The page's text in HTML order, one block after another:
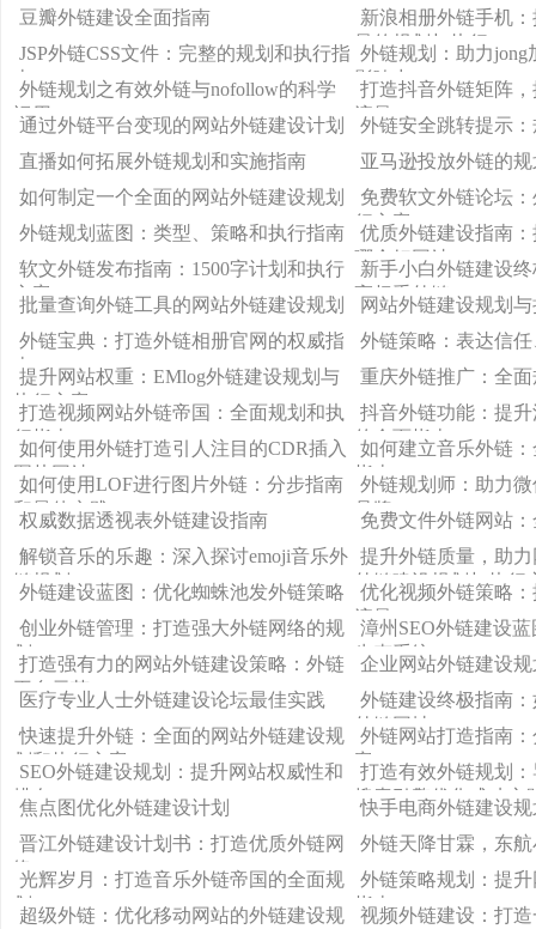
行方案 行方案
豆瓣外链建设全面指南
新浪相册外链手机
量的规划与执行
JSP外链CSS文件：完整的规划和执行指
南
外链规划：助力jong
影响力
外链规划之有效外链与nofollow的科学
运用
打造抖音外链矩阵
流量
通过外链平台变现的网站外链建设计划
外链安全跳转提示
直播如何拓展外链规划和实施指南
亚马逊投放外链的
如何制定一个全面的网站外链建设规划
免费软文外链论坛
行方案
外链规划蓝图：类型、策略和执行指南
优质外链建设指南
哪个好网站
软文外链发布指南：1500字计划和执行
方案
新手小白外链建设
高权重外链
批量查询外链工具的网站外链建设规划
网站外链建设规划
外链宝典：打造外链相册官网的权威指
南
外链策略：表达信
提升网站权重：EMlog外链建设规划与
执行方案
重庆外链推广：全
打造视频网站外链帝国：全面规划和执
行指南
抖音外链功能：提
的全面指南
如何使用外链打造引人注目的CDR插入
图片网站
如何建立音乐外链
指南
如何使用LOF进行图片外链：分步指南
和最佳实践
外链规划师：助力
品牌visibility
权威数据透视表外链建设指南
免费文件外链网站
解锁音乐的乐趣：深入探讨emoji音乐外
链规划
提升外链质量，助
外链建设规划与执行
外链建设蓝图：优化蜘蛛池发外链策略
优化视频外链策略
流量
创业外链管理：打造强大外链网络的规
划
漳州SEO外链建设
生态系统
打造强有力的网站外链建设策略：外链
平台示范
企业网站外链建设
医疗专业人士外链建设论坛最佳实践
外链建设终极指南
外链网址
快速提升外链：全面的网站外链建设规
划和执行方案
外链网站打造指南
案
SEO外链建设规划：提升网站权威性和
排名
打造有效外链规划
搜索引擎优化成功之
焦点图优化外链建设计划
快手电商外链建设
晋江外链建设计划书：打造优质外链网
络
外链天降甘霖，东
光辉岁月：打造音乐外链帝国的全面规
划
外链策略规划：提
指南
超级外链：优化移动网站的外链建设规
视频外链建设：打